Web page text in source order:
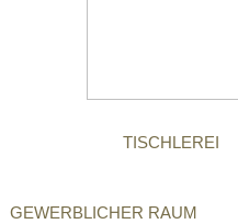
TISCHLEREI
GEWERBLICHER RAUM